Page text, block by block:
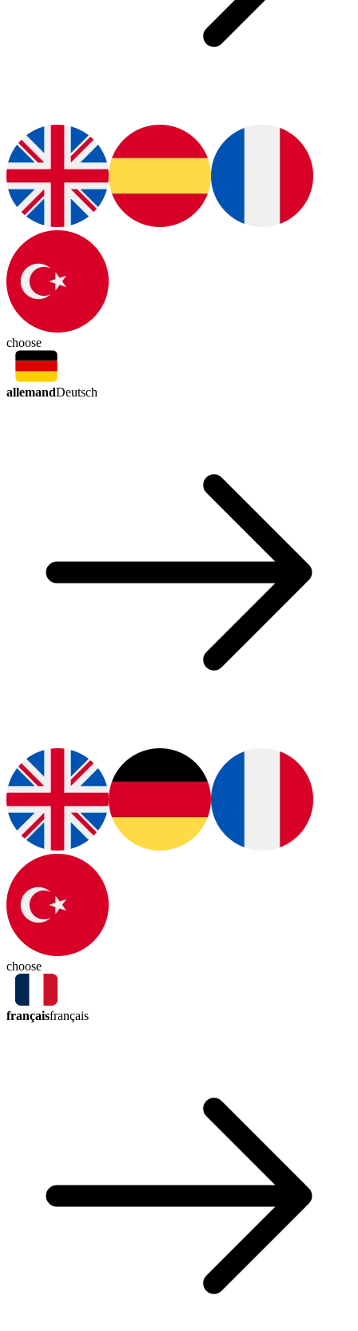
choose
allemandDeutsch
choose
françaisfrançais